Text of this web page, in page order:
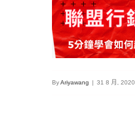
Lastest Blog 最新消息
ByAriyawang | 31 8 月, 2020